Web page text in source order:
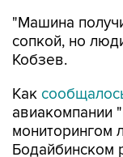
"Машина
сопкой, но
Кобзев.
Как
авиакомпании
мониторингом
Бодайбинском